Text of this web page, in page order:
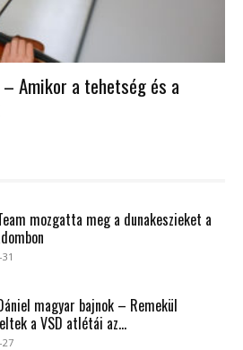
Amikor a tehetség és a
mozgatta meg a dunakeszieket a
magyar bajnok – Remekül
a VSD atlétái az...
27